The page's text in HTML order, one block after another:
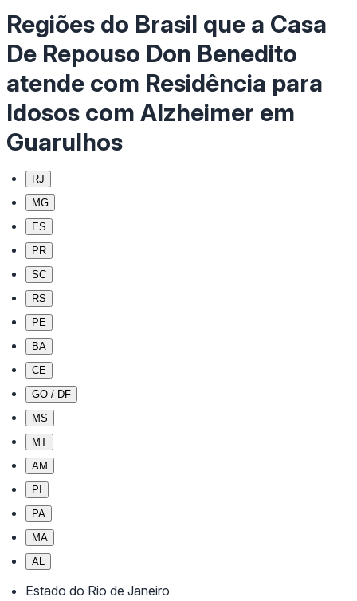
Regiões do Brasil que a Casa
De Repouso Don Benedito
atende com Residência para
Idosos com Alzheimer em
Guarulhos
RJ
MG
ES
PR
SC
RS
PE
BA
CE
GO / DF
MS
MT
AM
PI
PA
MA
AL
Estado do Rio de Janeiro